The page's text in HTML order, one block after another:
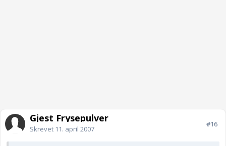
Gjest Frysepulver
Skrevet 11. april 2007
#16